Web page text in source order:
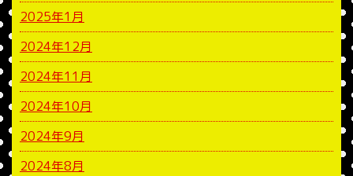
2025年1月
2024年12月
2024年11月
2024年10月
2024年9月
2024年8月